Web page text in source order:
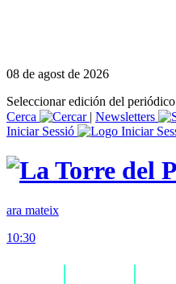
08 de agost de 2026
Seleccionar edición del periódico
Cerca
| Newsletters
Iniciar Sessió
ara mateix
10:30